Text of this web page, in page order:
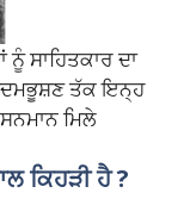
ਨੂੰ ਸਾਹਿਤਕਾਰ ਦਾ
ਤੱਕ ਇਨ੍ਹ
ਮਿਲੇ
ਕਿਹੜੀ ਹੈ ?